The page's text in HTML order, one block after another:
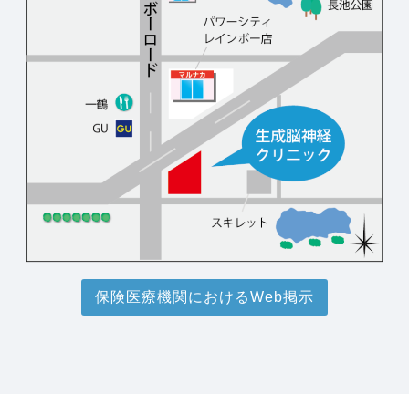
保険医療機関におけるWeb掲示